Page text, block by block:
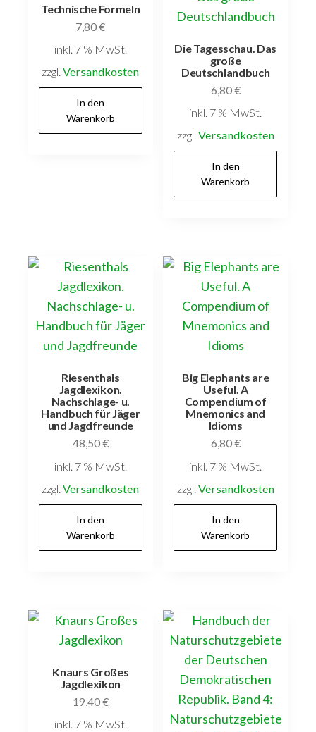
Technische Formeln
7,80€
inkl. 7 % MwSt.
zzgl.Versandkosten
In den
Warenkorb
Die Tagesschau. Das
große
Deutschlandbuch
6,80€
inkl. 7 % MwSt.
zzgl. Versandkosten
In den
Warenkorb
Riesenthals
Jagdlexikon.
Nachschlage- u.
Handbuch für Jäger
und Jagdfreunde
48,50€
inkl. 7 % MwSt.
zzgl.Versandkosten
In den
Warenkorb
Big Elephants are
Useful. A
Compendium of
Mnemonics and
Idioms
6,80€
inkl. 7 % MwSt.
zzgl. Versandkosten
In den
Warenkorb
Knaurs Großes
Jagdlexikon
19,40€
inkl. 7 % MwSt.